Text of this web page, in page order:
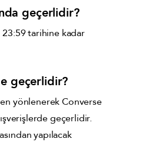
geçerlidir?
23:59 tarihine kadar
geçerlidir?
yönlenerek Converse
geçerlidir.
yapılacak